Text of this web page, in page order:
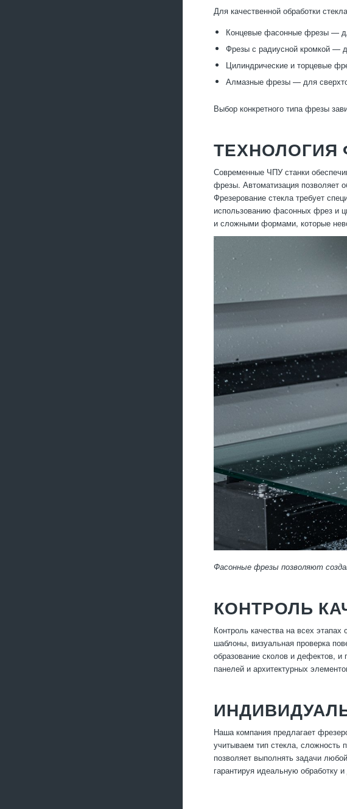
Для качественной обработки
Концевые фасонные фрезы —
Фрезы с радиусной кромкой —
Цилиндрические и торцевые
Алмазные фрезы — для
Выбор конкретного типа фрезы
ТЕХНОЛОГИЯ
Современные ЧПУ станки
фрезы. Автоматизация позволяет
Фрезерование стекла требует
использованию фасонных фрез и
и сложными формами, которые
Фасонные фрезы позволяют
КОНТРОЛЬ
Контроль качества на всех
шаблоны, визуальная проверка
образование сколов и дефектов, и
панелей и архитектурных
Наша компания предлагает
учитываем тип стекла, сложность
позволяет выполнять задачи
гарантируя идеальную обработку